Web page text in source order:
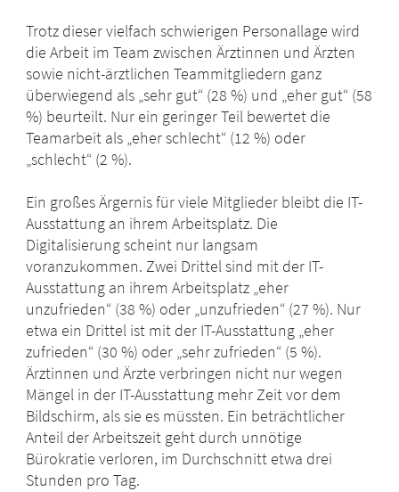
Trotz dieser vielfach schwierigen Personallage wird
die Arbeit im Team zwischen Ärztinnen und Ärzten
sowie nicht-ärztlichen Teammitgliedern ganz
überwiegend als „sehr gut“ (28 %) und „eher gut“ (58
%) beurteilt. Nur ein geringer Teil bewertet die
Teamarbeit als „eher schlecht“ (12 %) oder
„schlecht“ (2 %).
Ein großes Ärgernis für viele Mitglieder bleibt die IT-
Ausstattung an ihrem Arbeitsplatz. Die
Digitalisierung scheint nur langsam
voranzukommen. Zwei Drittel sind mit der IT-
Ausstattung an ihrem Arbeitsplatz „eher
unzufrieden“ (38 %) oder „unzufrieden“ (27 %). Nur
etwa ein Drittel ist mit der IT-Ausstattung „eher
zufrieden“ (30 %) oder „sehr zufrieden“ (5 %).
Ärztinnen und Ärzte verbringen nicht nur wegen
Mängel in der IT-Ausstattung mehr Zeit vor dem
Bildschirm, als sie es müssten. Ein beträchtlicher
Anteil der Arbeitszeit geht durch unnötige
Bürokratie verloren, im Durchschnitt etwa drei
Stunden pro Tag.